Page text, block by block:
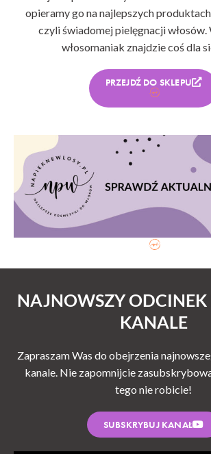
opieramy go na najlepszych
czyli świadomej pielęgnacji włosów.
włosomaniak znajdzie coś dla
PRZEJDŹ DO SKLEPU
NAJNOWSZY
KANALE
Zapraszam Was do obejrzenia
kanale. Nie zapomnijcie
tego nie robicie!
SUBSKRYBUJ KANAŁ